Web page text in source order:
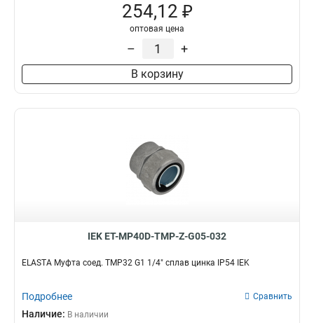
254,12 ₽
оптовая цена
– +
В корзину
IEK ET-MP40D-TMP-Z-G05-032
ELASTA Муфта соед. TMP32 G1 1/4" сплав цинка IP54 IEK
Подробнее Сравнить
Наличие: В наличии